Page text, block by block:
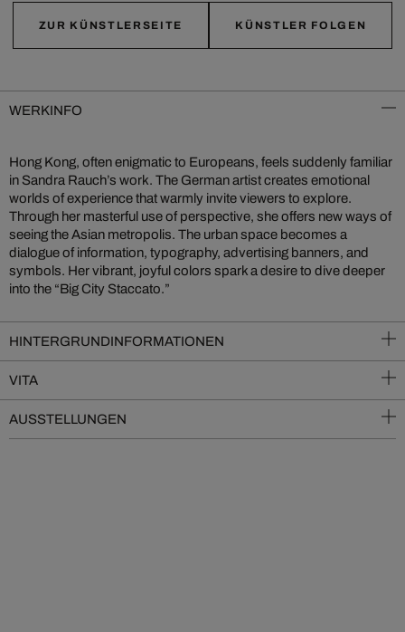
ZUR KÜNSTLERSEITE KÜNSTLER FOLGEN
WERKINFO
Hong Kong, often enigmatic to Europeans, feels suddenly familiar
in Sandra Rauch’s work. The German artist creates emotional
worlds of experience that warmly invite viewers to explore.
Through her masterful use of perspective, she offers new ways of
seeing the Asian metropolis. The urban space becomes a
dialogue of information, typography, advertising banners, and
symbols. Her vibrant, joyful colors spark a desire to dive deeper
into the “Big City Staccato.”
HINTERGRUNDINFORMATIONEN
VITA
AUSSTELLUNGEN